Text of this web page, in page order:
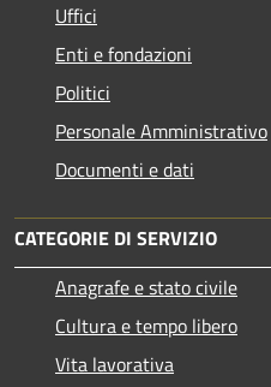
Uffici
Enti e fondazioni
Politici
Personale Amministrativo
Documenti e dati
CATEGORIE DI SERVIZIO
Anagrafe e stato civile
Cultura e tempo libero
Vita lavorativa